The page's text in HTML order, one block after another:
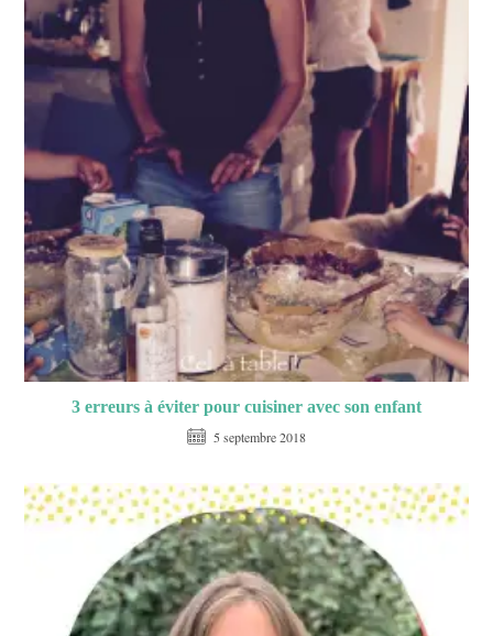
3 erreurs à éviter pour cuisiner avec son enfant
5 septembre 2018